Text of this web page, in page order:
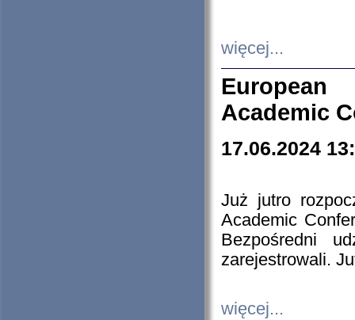
więcej...
European
Academic
17.06.2024
Już jutro
Academic
Bezpośredni
zarejestrowali.
więcej...